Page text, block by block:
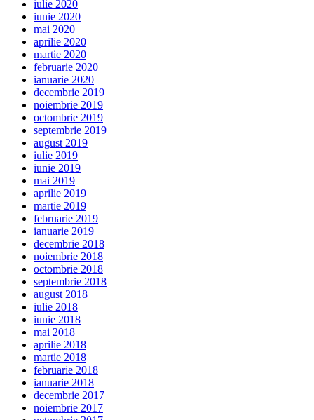
iulie 2020
iunie 2020
mai 2020
aprilie 2020
martie 2020
februarie 2020
ianuarie 2020
decembrie 2019
noiembrie 2019
octombrie 2019
septembrie 2019
august 2019
iulie 2019
iunie 2019
mai 2019
aprilie 2019
martie 2019
februarie 2019
ianuarie 2019
decembrie 2018
noiembrie 2018
octombrie 2018
septembrie 2018
august 2018
iulie 2018
iunie 2018
mai 2018
aprilie 2018
martie 2018
februarie 2018
ianuarie 2018
decembrie 2017
noiembrie 2017